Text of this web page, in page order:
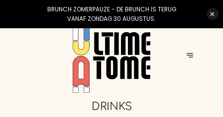
BRUNCH ZOMERPAUZE - DE BRUNCH IS TERUG
VANAF ZONDAG 30 AUGUSTUS.
DRINKS